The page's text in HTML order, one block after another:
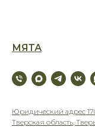
МЯТА
Юридический адрес
Тверская область,